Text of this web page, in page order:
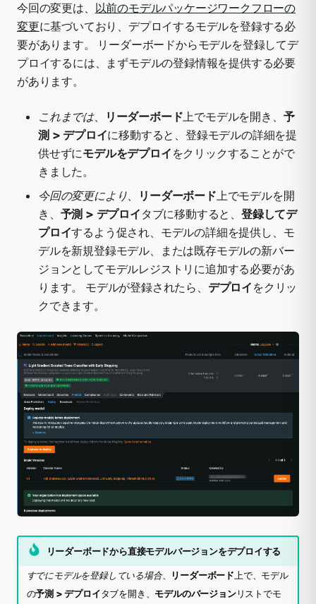
今回の変更は、 以前のモデルパッケージワークフローの
変更に基づいており、デプロイするモデルを登録する必
要があります。 リーダーボードからモデルを登録してデ
プロイするには、まずモデルの登録情報を提供する必要
があります。
これまでは、 リーダーボード上でモデルを開き、 予
測 > デプロイに移動すると、登録モデルの詳細を提
供せずにモデルをデプロイ をクリックすることがで
きました。
今回の変更により、 リーダーボード上でモデルを開
き、 予測 > デプロイ タブに移動すると、登録してデ
プロイするよう促され、モデルの詳細を提供し、モ
デルを新規登録モデル、または既存モデルの新バー
ジョンとしてモデルレジストリに追加する必要があ
ります。 モデルが登録されたら、 デプロイ をクリッ
クできます。
リーダーボードから直接モデルバージョンをデプロイする
すでにモデルを登録している場合、 リーダーボード 上で、モデル
の予測 > デプロイタブを開き、 モデルのバージョンリストでモ